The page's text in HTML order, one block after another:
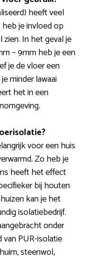
heeft veel
je invloed op
In het geval je
– 9mm heb je een
je de vloer een
minder lawaai
het in een
voor een huis
Zo heb je
heeft het effect
bij houten
kan je het
isolatiebedrijf.
onder
PUR-isolatie
steenwol,